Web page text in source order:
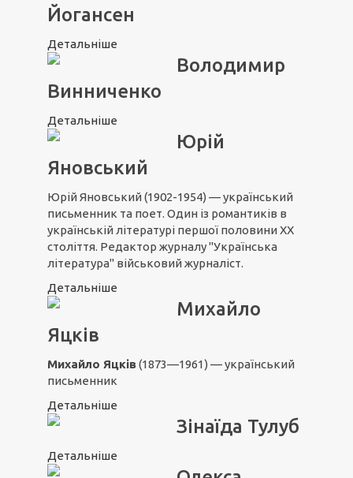
Йогансен
Детальніше
Володимир
Винниченко
Детальніше
Юрій
Яновський
Юрій Яновський (1902-1954) — український
письменник та поет. Один із романтиків в
українській літературі першої половини ХХ
століття. Редактор журналу "Українська
література" військовий журналіст.
Детальніше
Михайло
Яцків
Михайло Яцків(1873—1961) — український
письменник
Детальніше
Зінаїда Тулуб
Детальніше